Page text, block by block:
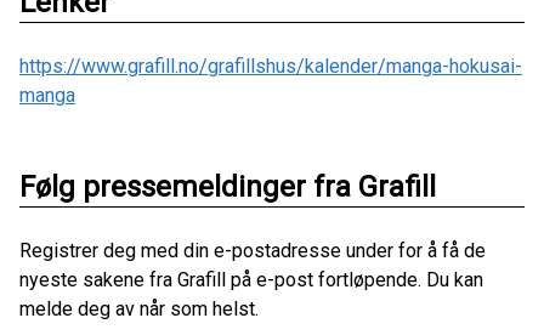
https://www.grafill.no/grafillshus/kalender/manga-hokusai-
manga
Følg pressemeldinger fra Grafill
Registrer deg med din e-postadresse under for å få de
nyeste sakene fra Grafill på e-post fortløpende. Du kan
melde deg av når som helst.